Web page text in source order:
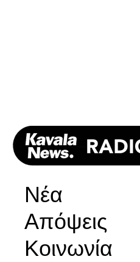
Νέα
Απόψεις
Κοινωνία